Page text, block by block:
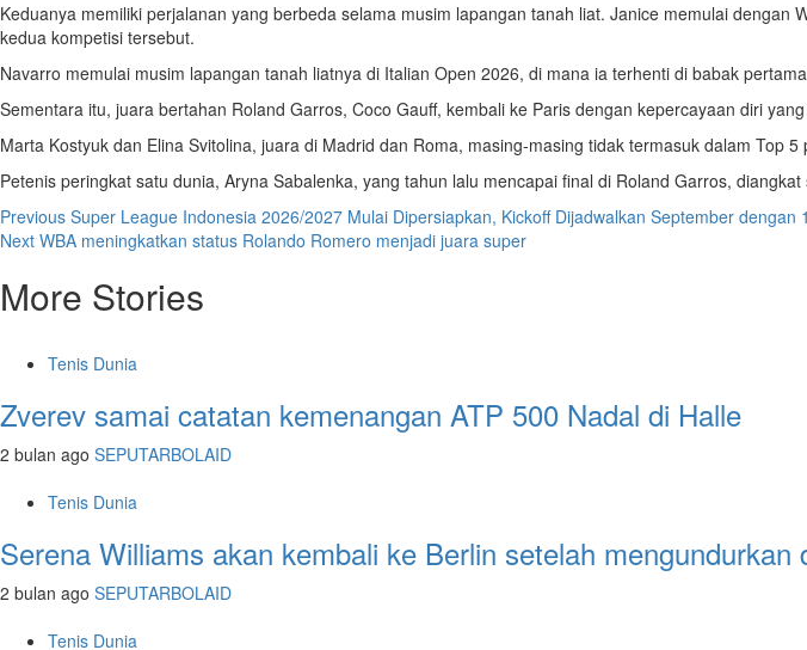
Keduanya memiliki perjalanan yang berbeda selama musim lapangan tanah liat. Janice memulai
kedua kompetisi tersebut.
Navarro memulai musim lapangan tanah liatnya di Italian Open 2026, di mana ia terhenti di babak
Sementara itu, juara bertahan Roland Garros, Coco Gauff, kembali ke Paris dengan kepercayaan diri
Marta Kostyuk dan Elina Svitolina, juara di Madrid dan Roma, masing-masing tidak termasuk dalam Top
Petenis peringkat satu dunia, Aryna Sabalenka, yang tahun lalu mencapai final di Roland Garros,
Post
navigation
Previous Super League Indonesia 2026/2027 Mulai Dipersiapkan, Kickoff Dijadwalkan September dengan
Next WBA meningkatkan status Rolando Romero menjadi juara super
More Stories
Tenis Dunia
Zverev samai catatan kemenangan ATP 500 Nadal di Halle
2 bulan ago SEPUTARBOLAID
Tenis Dunia
Serena Williams akan kembali ke Berlin setelah mengundurkan
2 bulan ago SEPUTARBOLAID
Tenis Dunia